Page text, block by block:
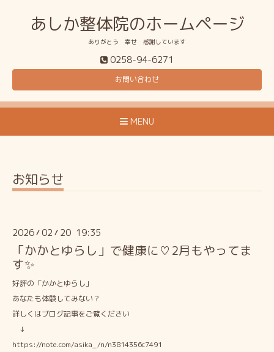
あしか整体院のホームページ
ありがとう 幸せ 感謝しています
0258-94-6271
お問い合わせ
MENU
お知らせ
2026/02 / 20 19:35
「かかとゆらし」で健康に♡2月もやってま
す✨
好評の「かかとゆらし」
あなたも体験してみない？
詳しくはブログ記事をご覧ください
↓
https://note.com/asika_/n/n3814356c7491